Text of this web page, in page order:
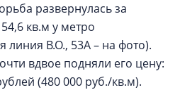
развернулась за
кв.м у метро
линия В.О., 53А – на фото).
вдвое подняли его цену:
(480 000 руб./кв.м).